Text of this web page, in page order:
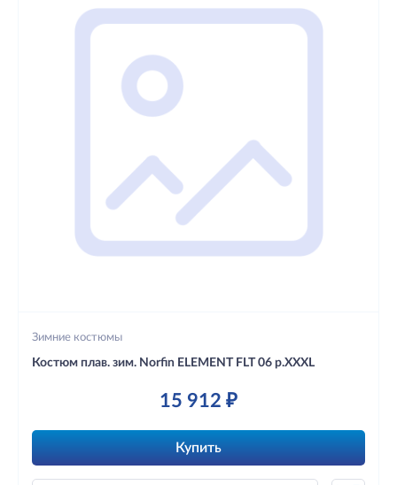
Зимние костюмы
Костюм плав. зим. Norfin ELEMENT FLT 06 р.XXXL
15 912 ₽
Купить